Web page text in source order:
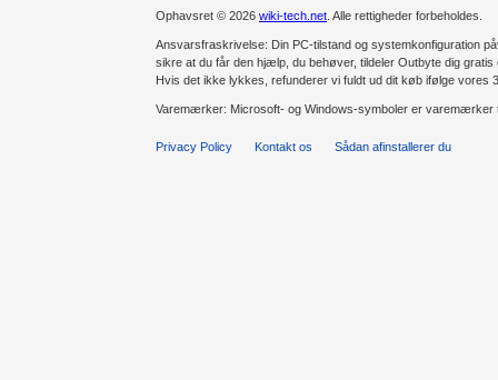
Ophavsret © 2026 wiki-tech.net . Alle rettigheder forbeholdes.
Ansvarsfraskrivelse: Din PC-tilstand og systemkonfiguration
sikre at du får den hjælp, du behøver, tildeler Outbyte dig
Hvis det ikke lykkes, refunderer vi fuldt ud dit køb ifølge vores
Varemærker: Microsoft- og Windows-symboler er varemærker
Privacy Policy Kontakt os Sådan afinstallerer du